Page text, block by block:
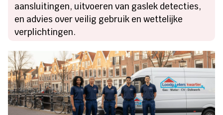
aansluitingen, uitvoeren van gaslek detecties,
en advies over veilig gebruik en wettelijke
verplichtingen.